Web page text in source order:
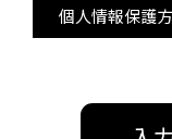
個人情報保護